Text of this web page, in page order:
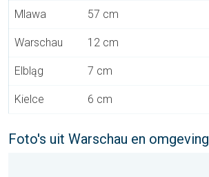
Mlawa 57 cm
Warschau 12 cm
Elbląg 7 cm
Kielce 6 cm
Foto's uit Warschau en omgeving